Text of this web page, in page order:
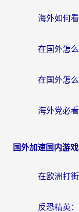
国外加速国内游戏